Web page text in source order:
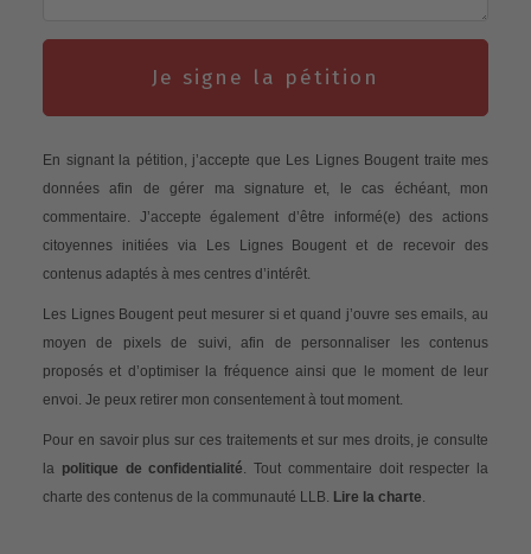
Je signe la pétition
En signant la pétition, j’accepte que Les Lignes Bougent traite mes
données afin de gérer ma signature et, le cas échéant, mon
commentaire. J’accepte également d’être informé(e) des actions
citoyennes initiées via Les Lignes Bougent et de recevoir des
contenus adaptés à mes centres d’intérêt.
Les Lignes Bougent peut mesurer si et quand j’ouvre ses emails, au
moyen de pixels de suivi, afin de personnaliser les contenus
proposés et d’optimiser la fréquence ainsi que le moment de leur
envoi. Je peux retirer mon consentement à tout moment.
Pour en savoir plus sur ces traitements et sur mes droits, je consulte
la politique de confidentialité. Tout commentaire doit respecter la
charte des contenus de la communauté LLB. Lire la charte.